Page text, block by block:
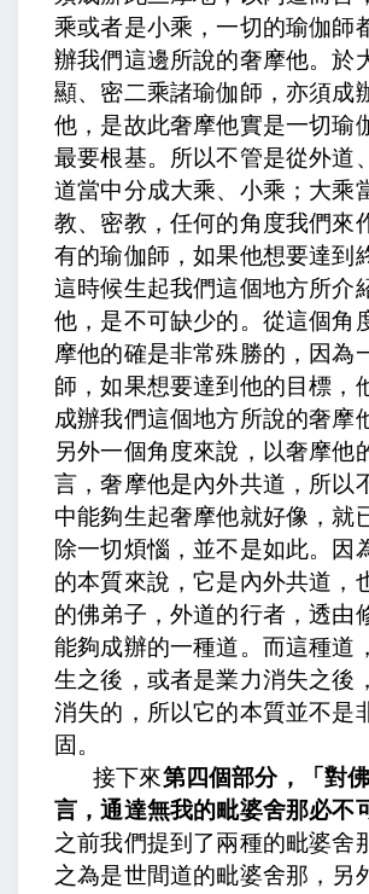
乘或者是小乘，一切的瑜伽師
辦我們這邊所說的奢摩他。於
顯、密二乘諸瑜伽師，亦須成
他，是故此奢摩他實是一切瑜
最要根基。所以不管是從外道
道當中分成大乘、小乘；大乘
教、密教，任何的角度我們來
有的瑜伽師，如果他想要達到
這時候生起我們這個地方所介
他，是不可缺少的。從這個角
摩他的確是非常殊勝的，因為
師，如果想要達到他的目標，
成辦我們這個地方所說的奢摩
另外一個角度來說，以奢摩他
言，奢摩他是內外共道，所以
中能夠生起奢摩他就好像，就
除一切煩惱，並不是如此。因
的本質來說，它是內外共道，
的佛弟子，外道的行者，透由
能夠成辦的一種道。而這種道
生之後，或者是業力消失之後
消失的，所以它的本質並不是
固。
接下來第四個部分，「對
言，通達無我的毗婆舍那必不
之前我們提到了兩種的毗婆舍
之為是世間道的毗婆舍那，另